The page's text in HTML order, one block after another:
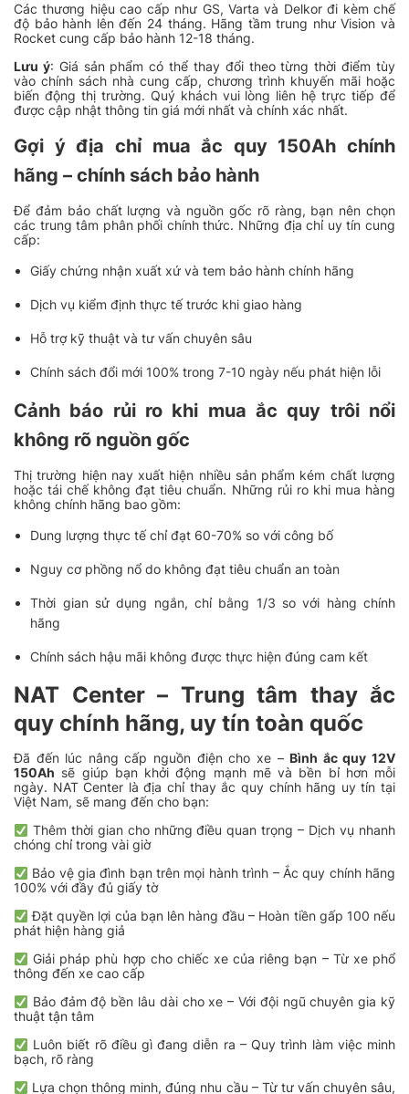
Các thương hiệu cao cấp như GS, Varta và Delkor đi kèm chế
độ bảo hành lên đến 24 tháng. Hãng tầm trung như Vision và
Rocket cung cấp bảo hành 12-18 tháng.
Lưu ý: Giá sản phẩm có thể thay đổi theo từng thời điểm tùy
vào chính sách nhà cung cấp, chương trình khuyến mãi hoặc
biến động thị trường. Quý khách vui lòng liên hệ trực tiếp để
được cập nhật thông tin giá mới nhất và chính xác nhất.
Gợi ý địa chỉ mua ắc quy 150Ah chính
hãng – chính sách bảo hành
Để đảm bảo chất lượng và nguồn gốc rõ ràng, bạn nên chọn
các trung tâm phân phối chính thức. Những địa chỉ uy tín cung
cấp:
Giấy chứng nhận xuất xứ và tem bảo hành chính hãng
Dịch vụ kiểm định thực tế trước khi giao hàng
Hỗ trợ kỹ thuật và tư vấn chuyên sâu
Chính sách đổi mới 100% trong 7-10 ngày nếu phát hiện lỗi
Cảnh báo rủi ro khi mua ắc quy trôi nổi
không rõ nguồn gốc
Thị trường hiện nay xuất hiện nhiều sản phẩm kém chất lượng
hoặc tái chế không đạt tiêu chuẩn. Những rủi ro khi mua hàng
không chính hãng bao gồm:
Dung lượng thực tế chỉ đạt 60-70% so với công bố
Nguy cơ phồng nổ do không đạt tiêu chuẩn an toàn
Thời gian sử dụng ngắn, chỉ bằng 1/3 so với hàng chính
hãng
Chính sách hậu mãi không được thực hiện đúng cam kết
NAT Center – Trung tâm thay ắc
quy chính hãng, uy tín toàn quốc
Đã đến lúc nâng cấp nguồn điện cho xe – Bình ắc quy 12V
150Ah sẽ giúp bạn khởi động mạnh mẽ và bền bỉ hơn mỗi
ngày. NAT Center là địa chỉ thay ắc quy chính hãng uy tín tại
Việt Nam, sẽ mang đến cho bạn:
Thêm thời gian cho những điều quan trọng – Dịch vụ nhanh
chóng chỉ trong vài giờ
Bảo vệ gia đình bạn trên mọi hành trình – Ắc quy chính hãng
100% với đầy đủ giấy tờ
Đặt quyền lợi của bạn lên hàng đầu – Hoàn tiền gấp 100 nếu
phát hiện hàng giả
Giải pháp phù hợp cho chiếc xe của riêng bạn – Từ xe phổ
thông đến xe cao cấp
Bảo đảm độ bền lâu dài cho xe – Với đội ngũ chuyên gia kỹ
thuật tận tâm
Luôn biết rõ điều gì đang diễn ra – Quy trình làm việc minh
bạch, rõ ràng
Lựa chọn thông minh, đúng nhu cầu – Từ tư vấn chuyên sâu,